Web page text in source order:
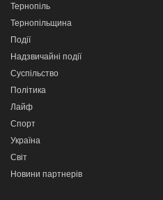
Тернопіль
Тернопільщина
Події
Надзвичайні події
Суспільство
Політика
Лайф
Спорт
Україна
Світ
Новини партнерів